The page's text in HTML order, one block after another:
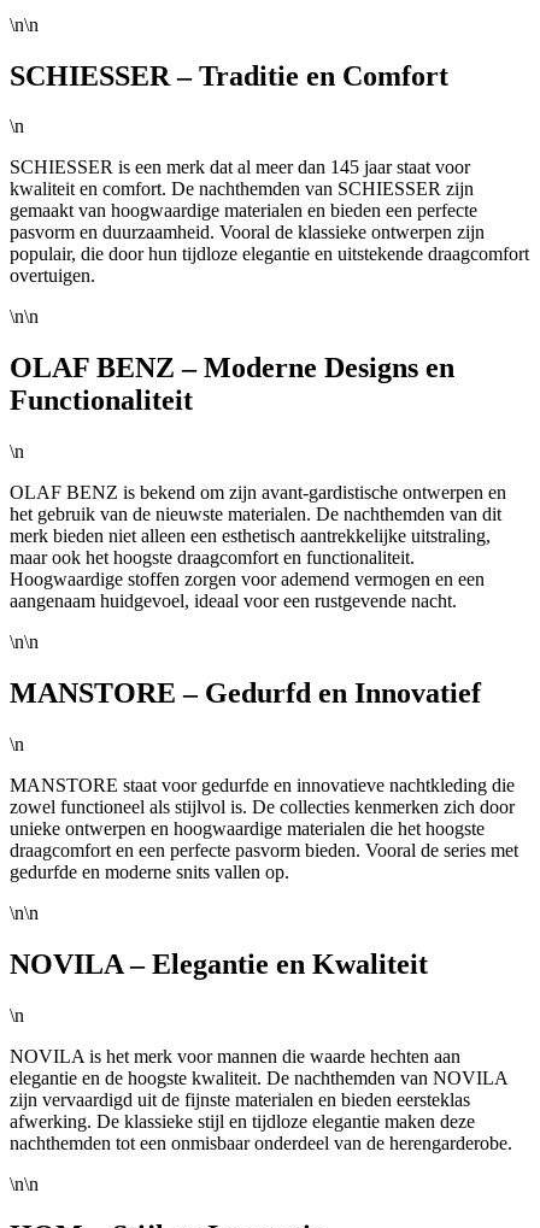
\n\n
SCHIESSER – Traditie en Comfort
\n
SCHIESSER is een merk dat al meer dan 145 jaar staat voor
kwaliteit en comfort. De nachthemden van SCHIESSER zijn
gemaakt van hoogwaardige materialen en bieden een perfecte
pasvorm en duurzaamheid. Vooral de klassieke ontwerpen zijn
populair, die door hun tijdloze elegantie en uitstekende draagcomfort
overtuigen.
\n\n
OLAF BENZ – Moderne Designs en
Functionaliteit
\n
OLAF BENZ is bekend om zijn avant-gardistische ontwerpen en
het gebruik van de nieuwste materialen. De nachthemden van dit
merk bieden niet alleen een esthetisch aantrekkelijke uitstraling,
maar ook het hoogste draagcomfort en functionaliteit.
Hoogwaardige stoffen zorgen voor ademend vermogen en een
aangenaam huidgevoel, ideaal voor een rustgevende nacht.
\n\n
MANSTORE – Gedurfd en Innovatief
\n
MANSTORE staat voor gedurfde en innovatieve nachtkleding die
zowel functioneel als stijlvol is. De collecties kenmerken zich door
unieke ontwerpen en hoogwaardige materialen die het hoogste
draagcomfort en een perfecte pasvorm bieden. Vooral de series met
gedurfde en moderne snits vallen op.
\n\n
NOVILA – Elegantie en Kwaliteit
\n
NOVILA is het merk voor mannen die waarde hechten aan
elegantie en de hoogste kwaliteit. De nachthemden van NOVILA
zijn vervaardigd uit de fijnste materialen en bieden eersteklas
afwerking. De klassieke stijl en tijdloze elegantie maken deze
nachthemden tot een onmisbaar onderdeel van de herengarderobe.
\n\n